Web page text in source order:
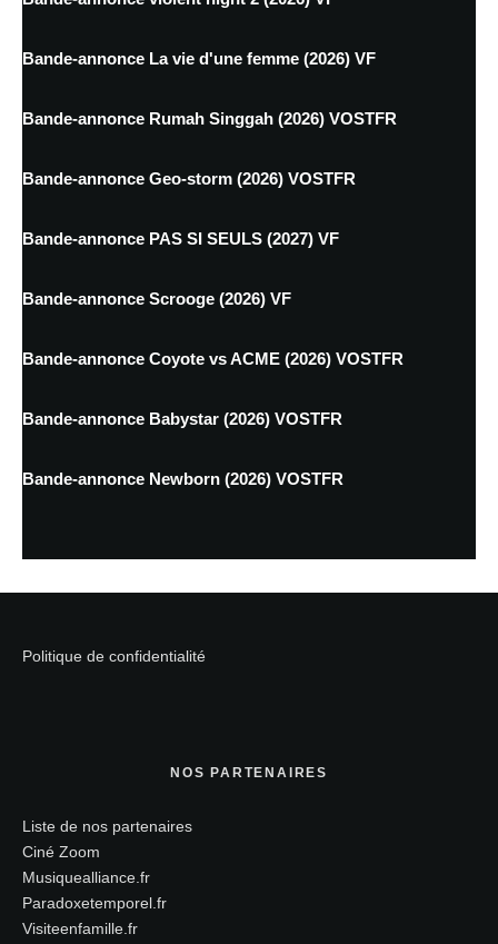
Bande-annonce La vie d'une femme (2026) VF
Bande-annonce Rumah Singgah (2026) VOSTFR
Bande-annonce Geo-storm (2026) VOSTFR
Bande-annonce PAS SI SEULS (2027) VF
Bande-annonce Scrooge (2026) VF
Bande-annonce Coyote vs ACME (2026) VOSTFR
Bande-annonce Babystar (2026) VOSTFR
Bande-annonce Newborn (2026) VOSTFR
Politique de confidentialité
NOS PARTENAIRES
Liste de nos partenaires
Ciné Zoom
Musiquealliance.fr
Paradoxetemporel.fr
Visiteenfamille.fr